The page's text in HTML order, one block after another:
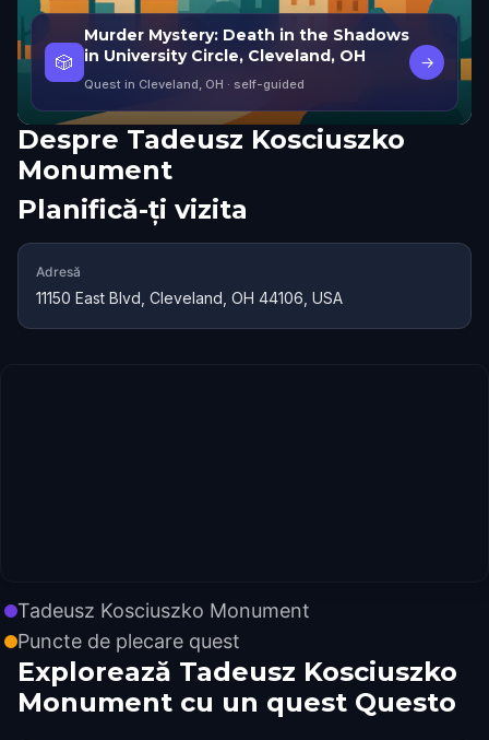
🎲
Murder Mystery: Death in the Shadows
in University Circle, Cleveland, OH
Quest in Cleveland, OH · self-guided
→
Despre Tadeusz Kosciuszko
Monument
Planifică-ți vizita
Adresă
11150 East Blvd, Cleveland, OH 44106, USA
Tadeusz Kosciuszko Monument
Puncte de plecare quest
Explorează Tadeusz Kosciuszko
Monument cu un quest Questo